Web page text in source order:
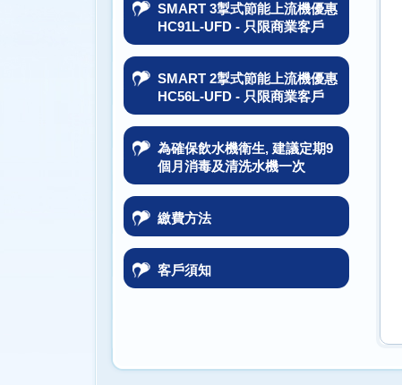
SMART 3掣式節能上流機優惠
HC91L-UFD - 只限商業客戶
SMART 2掣式節能上流機優惠
HC56L-UFD - 只限商業客戶
為確保飲水機衛生, 建議定期9
個月消毒及清洗水機一次
繳費方法
客戶須知